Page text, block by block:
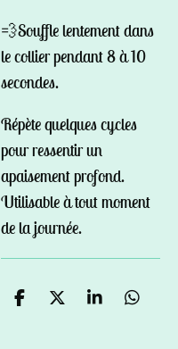
💨Souffle lentement dans
le collier pendant 8 à 10
secondes.
Répète quelques cycles
pour ressentir un
apaisement profond.
Utilisable à tout moment
de lajournée.
P
P
P
P